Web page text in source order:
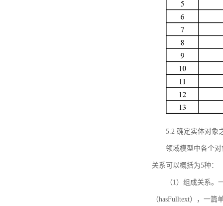
5.2 确定实体对象
领域模型中各个
关系可以概括为5种：
（1）组成关系
（hasFulltext），一